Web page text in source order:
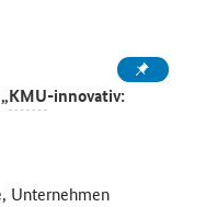
KMU-innovativ:
Unternehmen